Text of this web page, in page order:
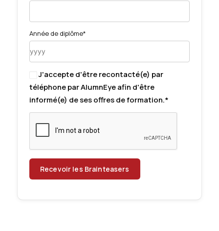
Année de diplôme*
J'accepte d'être recontacté(e) par
téléphone par AlumnEye afin d'être
informé(e) de ses offres de formation.*